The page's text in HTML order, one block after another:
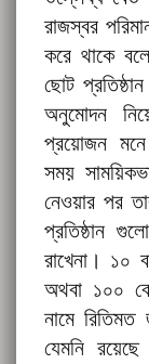
রাজস্বর
করে থাকে
ছোট
অনুমোদন
প্রয়োজন মনে
সময়
নেওয়ার পর
প্রতিষ্ঠান
রাখেনা। ১০
অথবা ১০০
নামে
যেমনি